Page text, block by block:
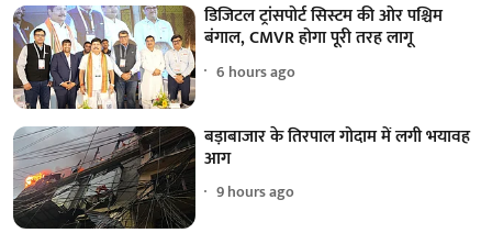
डिजिटल ट्रांसपोर्ट सिस्टम की ओर पश्चिम
बंगाल, CMVR होगा पूरी तरह लागू
6 hours ago
बड़ाबाजार के तिरपाल गोदाम में लगी भयावह
आग
9 hours ago